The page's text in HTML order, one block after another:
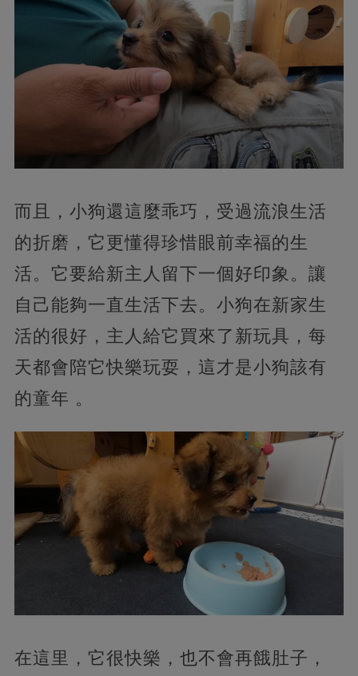
而且，小狗還這麼乖巧，受過流浪生活
的折磨，它更懂得珍惜眼前幸福的生
活。它要給新主人留下一個好印象。讓
自己能夠一直生活下去。小狗在新家生
活的很好，主人給它買來了新玩具，每
天都會陪它快樂玩耍，這才是小狗該有
的童年 。
在這里，它很快樂，也不會再餓肚子，